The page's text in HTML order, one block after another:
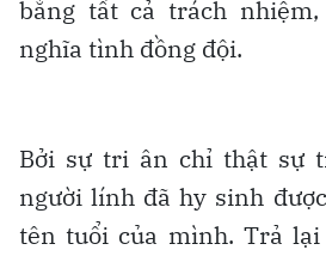
bằng tất cả trách
nghĩa tình đồng đội.
Bởi sự tri ân chỉ thật sự
người lính đã hy sinh
tên tuổi của mình. Trả